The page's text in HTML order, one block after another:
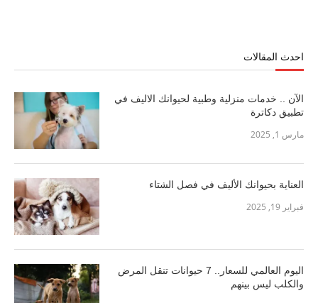
احدث المقالات
الآن .. خدمات منزلية وطبية لحيوانك الاليف في
تطبيق دكاترة
مارس 1, 2025
العناية بحيوانك الأليف في فصل الشتاء
فبراير 19, 2025
اليوم العالمي للسعار.. 7 حيوانات تنقل المرض
والكلب ليس بينهم